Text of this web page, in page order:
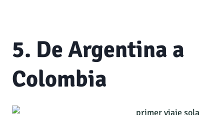
5. De Argentina a
Colombia